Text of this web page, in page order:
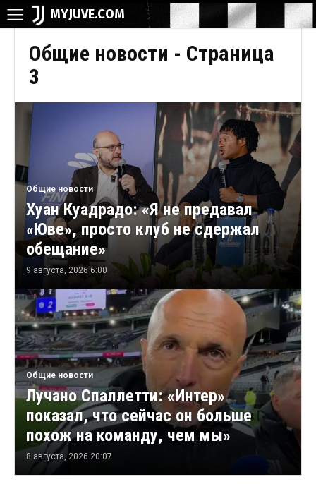
MYJUVE.COM
Общие новости - Страница
3
Общие новости
Хуан Куадрадо: «Я не предавал
«Юве», просто клуб не сдержал
обещание»
9 августа, 2026 6:00
Общие новости
Лучано Спаллетти: «Интер»
показал, что сейчас он больше
похож на команду, чем мы»
8 августа, 2026 20:07